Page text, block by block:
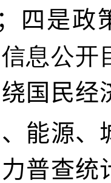
四是政
息公开
国民经
能源、
普查统